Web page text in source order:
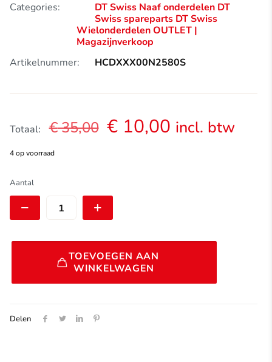
Categories:
DT Swiss Naaf onderdelen DT
Swiss spareparts DT Swiss
Wielonderdelen OUTLET |
Magazijnverkoop
Artikelnummer:
HCDXXX00N2580S
Totaal: €35,00 Oorspronkelijke
€10,00Huidige
incl. btw
4 op voorraad
Aantal
DT
Swiss
RW
HUB
Left
HCDXXX00N2580S
aantal
TOEVOEGEN AAN
WINKELWAGEN
Delen